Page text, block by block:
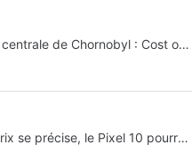
de Chornobyl : Cost of
se précise, le Pixel 10 pourrait